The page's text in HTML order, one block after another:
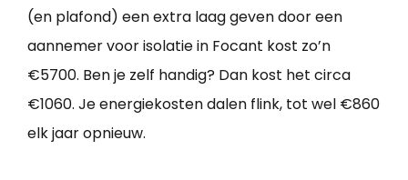
(en plafond) een extra laag geven door een
aannemer voor isolatie in Focant kost zo’n
€5700. Ben je zelf handig? Dan kost het circa
€1060. Je energiekosten dalen flink, tot wel €860
elk jaar opnieuw.